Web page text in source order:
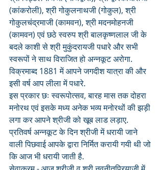
(कांकरोली), श्री गोकुलनाथजी (गोकुल), श्री
गोकुलचंद्रमाजी (कामवन), श्री मदनमोहनजी
(कामवन) एवं छठे स्वरुप श्री बालकृष्णलाल जी के
बदले काशी से श्री मुकुंदरायजी पधारे और सभी
स्वरूपों ने साथ विराजित हो अन्नकूट अरोगा.
विक्रमाब्द 1881 में आपने जगदीश यात्रा की और
इसी वर्ष आप लीला में पधारे.
इस प्रकार छः स्वरूपोत्सव, बारह मास तक दोहरा
मनोरथ एवं इसके मध्य अनेक भव्य मनोरथों की झड़ी
लगा कर आपने श्रीजी को खूब लाड लड़ाए.
प्रतिवर्ष अन्नकूट के दिन श्रीजी में धरायी जाने
वाली पिछवाई आपके द्वारा निर्मित करायी गयी थी जो
कि आज भी धरायी जाती है.